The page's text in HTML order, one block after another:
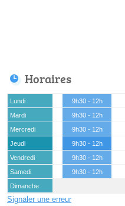
Horaires
Lundi
9h30 - 12h
Mardi
9h30 - 12h
Mercredi
9h30 - 12h
Jeudi
9h30 - 12h
Vendredi
9h30 - 12h
Samedi
9h30 - 12h
Dimanche
Signaler une erreur